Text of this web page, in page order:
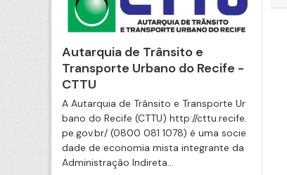
Autarquia de Trânsito e
Transporte Urbano do Recife -
CTTU
A Autarquia de Trânsito e Transporte Ur
bano do Recife (CTTU) http://cttu.recife.
pe.gov.br/ (0800 081 1078) é uma socie
dade de economia mista integrante da
Administração Indireta...